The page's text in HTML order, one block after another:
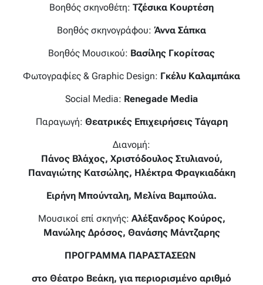
Βοηθός σκηνοθέτη: Τζέσικα Κουρτέση
Βοηθός σκηνογράφου: Άννα Σάπκα
Βοηθός Μουσικού: Βασίλης Γκορίτσας
Φωτογραφίες & Graphic Design: Γκέλυ Καλαμπάκα
Social Media: Renegade Media
Παραγωγή: Θεατρικές Επιχειρήσεις Τάγαρη
Διανομή:
Πάνος Βλάχος, Χριστόδουλος Στυλιανού,
Παναγιώτης Κατσώλης, Ηλέκτρα Φραγκιαδάκη
Ειρήνη Μπούνταλη, Μελίνα Βαμπούλα.
Μουσικοί επί σκηνής: Αλέξανδρος Κούρος,
Μανώλης Δρόσος, Θανάσης Μάντζαρης
ΠΡΟΓΡΑΜΜΑ ΠΑΡΑΣΤΑΣΕΩΝ
στο Θέατρο Βεάκη, για περιορισμένο αριθμό